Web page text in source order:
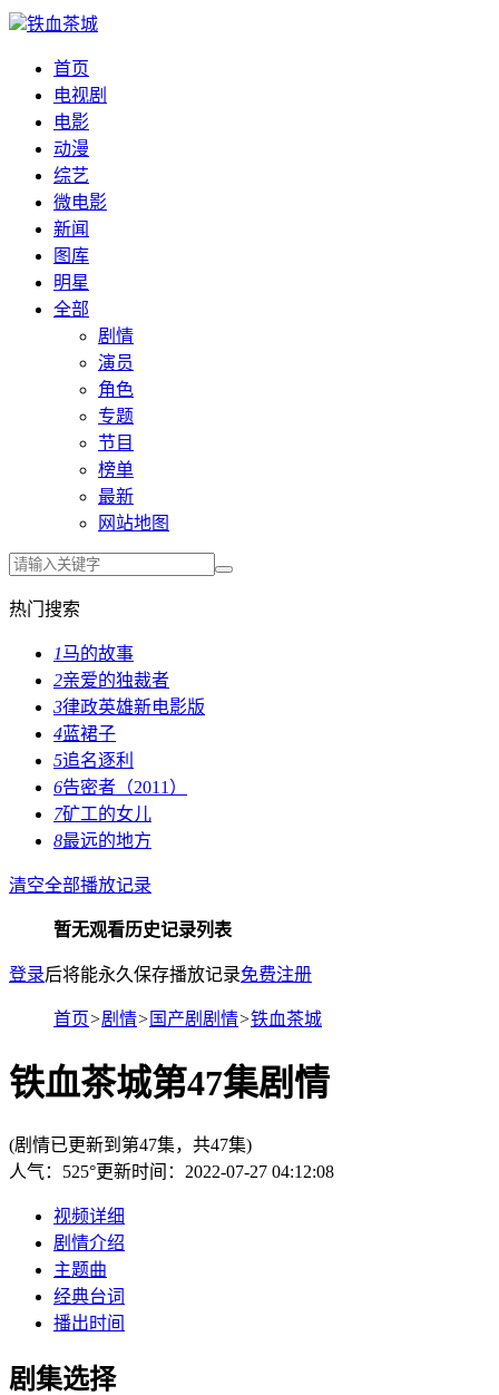
铁血茶城
首页
电视剧
电影
动漫
综艺
微电影
新闻
图库
明星
全部
剧情
演员
角色
专题
节目
榜单
最新
网站地图
热门搜索
1马的故事
2亲爱的独裁者
3律政英雄新电影版
4蓝裙子
5追名逐利
6告密者（2011）
7矿工的女儿
8最远的地方
清空全部播放记录
暂无观看历史记录列表
登录后将能永久保存播放记录免费注册
首页>剧情> 国产剧剧情>铁血茶城
铁血茶城第47集剧情
(剧情已更新到第47集，共47集)
人气： 525°更新时间：2022-07-27 04:12:08
视频详细
剧情介绍
主题曲
经典台词
播出时间
剧集选择